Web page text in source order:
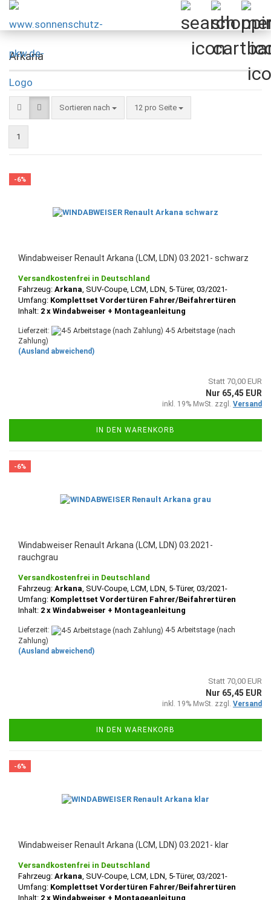
Arkana
Sortieren nach
Sortieren nach 12 pro Seite
pro Seite
1
-6%
Windabweiser Renault Arkana (LCM, LDN) 03.2021- schwarz
Versandkostenfrei in Deutschland
Fahrzeug: Arkana, SUV-Coupe, LCM, LDN, 5-Türer, 03/2021-
Umfang: Komplettset Vordertüren Fahrer/Beifahrertüren
Inhalt: 2 x Windabweiser + Montageanleitung
Lieferzeit:
4-5 Arbeitstage (nach
Zahlung)
(Ausland abweichend)
Statt 70,00 EUR
Nur 65,45 EUR
inkl. 19% MwSt. zzgl. Versand
IN DEN WARENKORB
-6%
Windabweiser Renault Arkana (LCM, LDN) 03.2021-
rauchgrau
Versandkostenfrei in Deutschland
Fahrzeug: Arkana, SUV-Coupe, LCM, LDN, 5-Türer, 03/2021-
Umfang: Komplettset Vordertüren Fahrer/Beifahrertüren
Inhalt: 2 x Windabweiser + Montageanleitung
Lieferzeit:
4-5 Arbeitstage (nach
Zahlung)
(Ausland abweichend)
Statt 70,00 EUR
Nur 65,45 EUR
inkl. 19% MwSt. zzgl. Versand
IN DEN WARENKORB
-6%
Windabweiser Renault Arkana (LCM, LDN) 03.2021- klar
Versandkostenfrei in Deutschland
Fahrzeug: Arkana , SUV-Coupe, LCM, LDN , 5-Türer, 03/2021-
Umfang: Komplettset Vordertüren Fahrer/Beifahrertüren
Inhalt: 2 x Windabweiser + Montageanleitung